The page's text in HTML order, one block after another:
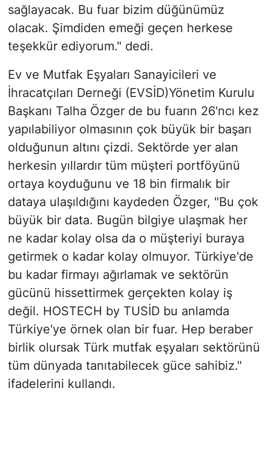
sağlayacak. Bu fuar bizim düğünümüz
olacak. Şimdiden emeği geçen herkese
teşekkür ediyorum." dedi.
Ev ve Mutfak Eşyaları Sanayicileri ve
İhracatçıları Derneği (EVSİD)Yönetim Kurulu
Başkanı Talha Özger de bu fuarın 26'ncı kez
yapılabiliyor olmasının çok büyük bir başarı
olduğunun altını çizdi. Sektörde yer alan
herkesin yıllardır tüm müşteri portföyünü
ortaya koyduğunu ve 18 bin firmalık bir
dataya ulaşıldığını kaydeden Özger, "Bu çok
büyük bir data. Bugün bilgiye ulaşmak her
ne kadar kolay olsa da o müşteriyi buraya
getirmek o kadar kolay olmuyor. Türkiye'de
bu kadar firmayı ağırlamak ve sektörün
gücünü hissettirmek gerçekten kolay iş
değil. HOSTECH by TUSİD bu anlamda
Türkiye'ye örnek olan bir fuar. Hep beraber
birlik olursak Türk mutfak eşyaları sektörünü
tüm dünyada tanıtabilecek güce sahibiz."
ifadelerini kullandı.